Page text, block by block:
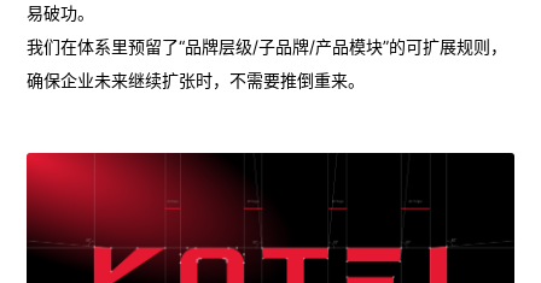
易破功。
我们在体系里预留了“品牌层级/子品牌/产品模块”的可扩展规则，
确保企业未来继续扩张时，不需要推倒重来。